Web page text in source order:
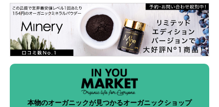
本物のオーガニックが見つかるオーガニックショップ